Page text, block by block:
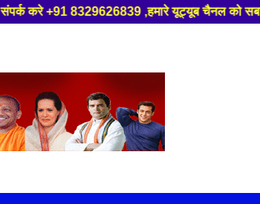
,हमारे यूट्यूब चैनल को सबस्क्राइब करें, साथ मे